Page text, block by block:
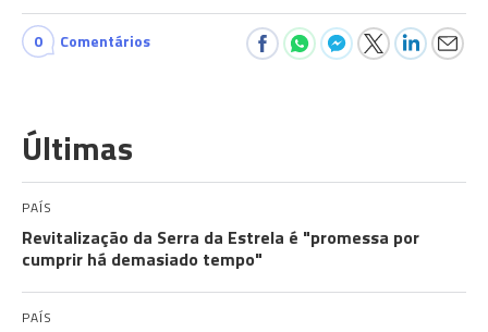
0 Comentários
Últimas
PAÍS
Revitalização da Serra da Estrela é "promessa por
cumprir há demasiado tempo"
PAÍS